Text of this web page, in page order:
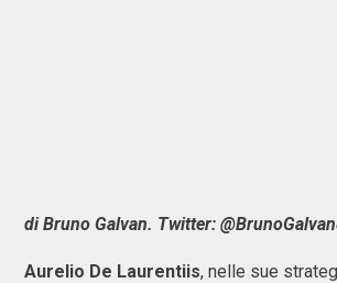
di Bruno Galvan. Twitter:
Aurelio De Laurentiis, nelle sue